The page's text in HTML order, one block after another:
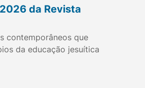
da Revista
contemporâneos que
da educação jesuítica